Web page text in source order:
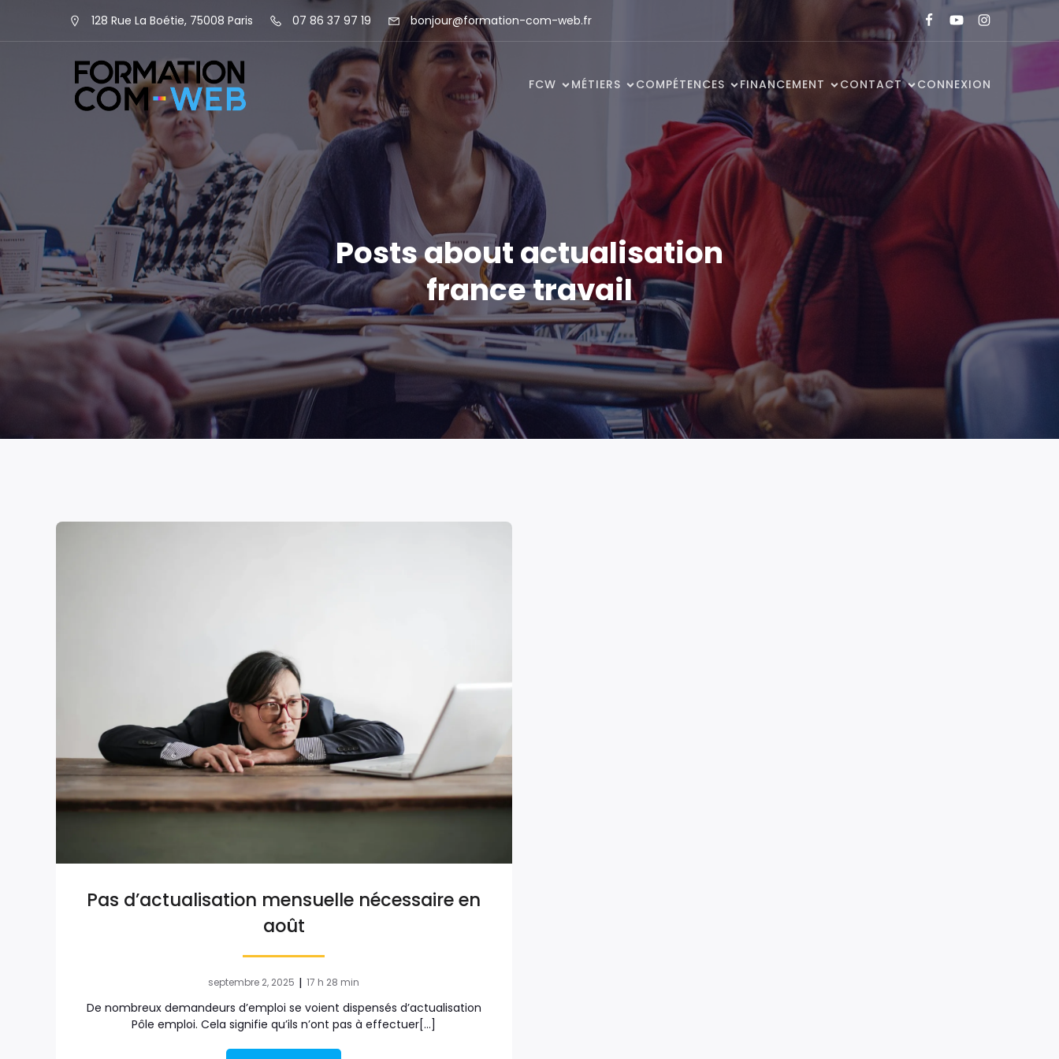
128 Rue La Boétie, 75008 Paris 07 86 37 97 19 bonjour@formation-com-web.fr
FCW MÉTIERS COMPÉTENCES FINANCEMENT CONTACT CONNEXION
Posts about actualisation
france travail
Pas d’actualisation mensuelle nécessaire en
août
septembre 2, 2025 | 17 h 28 min
De nombreux demandeurs d’emploi se voient dispensés d’actualisation
Pôle emploi. Cela signifie qu’ils n’ont pas à effectuer[…]